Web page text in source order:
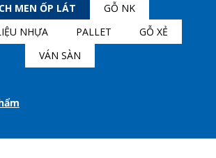
MEN ỐP LÁT
GỖ NK
NHỰA
PALLET
GỖ XẺ
VÁN SÀN